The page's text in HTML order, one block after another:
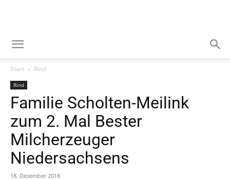
Start Rind
Rind
Familie Scholten-Meilink
zum 2. Mal Bester
Milcherzeuger
Niedersachsens
18. Dezember 2018